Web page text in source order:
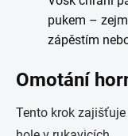
pukem –
zápěstím
Omotání
Tento krok